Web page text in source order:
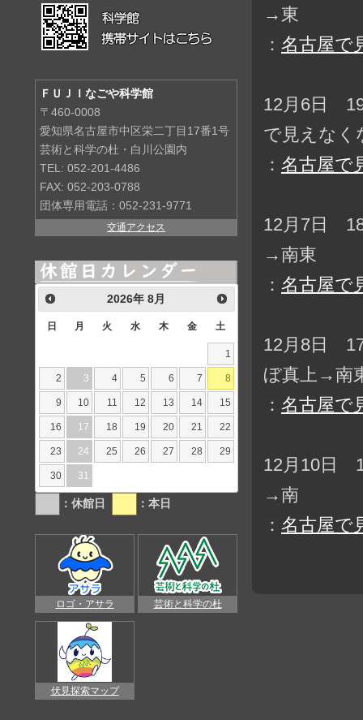
→東
： 名古屋で
12月6日
で見えなく
： 名古屋で
12月7日
→南東
： 名古屋で
12月8日
ぼ真上→南
： 名古屋で
12月10日
→南
： 名古屋で
ＦＵＪＩなごや科学館
〒460-0008
愛知県名古屋市中区栄二丁目17番1号
芸術と科学の杜・白川公園内
TEL: 052-201-4486
FAX: 052-203-0788
団体専用電話：052-231-9771
交通アクセス
2026年8月
日 月 火 水 木 金 土
1
2 3 4 5 6 7 8
9 10 11 12 13 14 15
16 17 18 19 20 21 22
23 24 25 26 27 28 29
30 31
：休館日 ：本日
ロゴ・アサラ 芸術と科学の杜
伏見探索マップ